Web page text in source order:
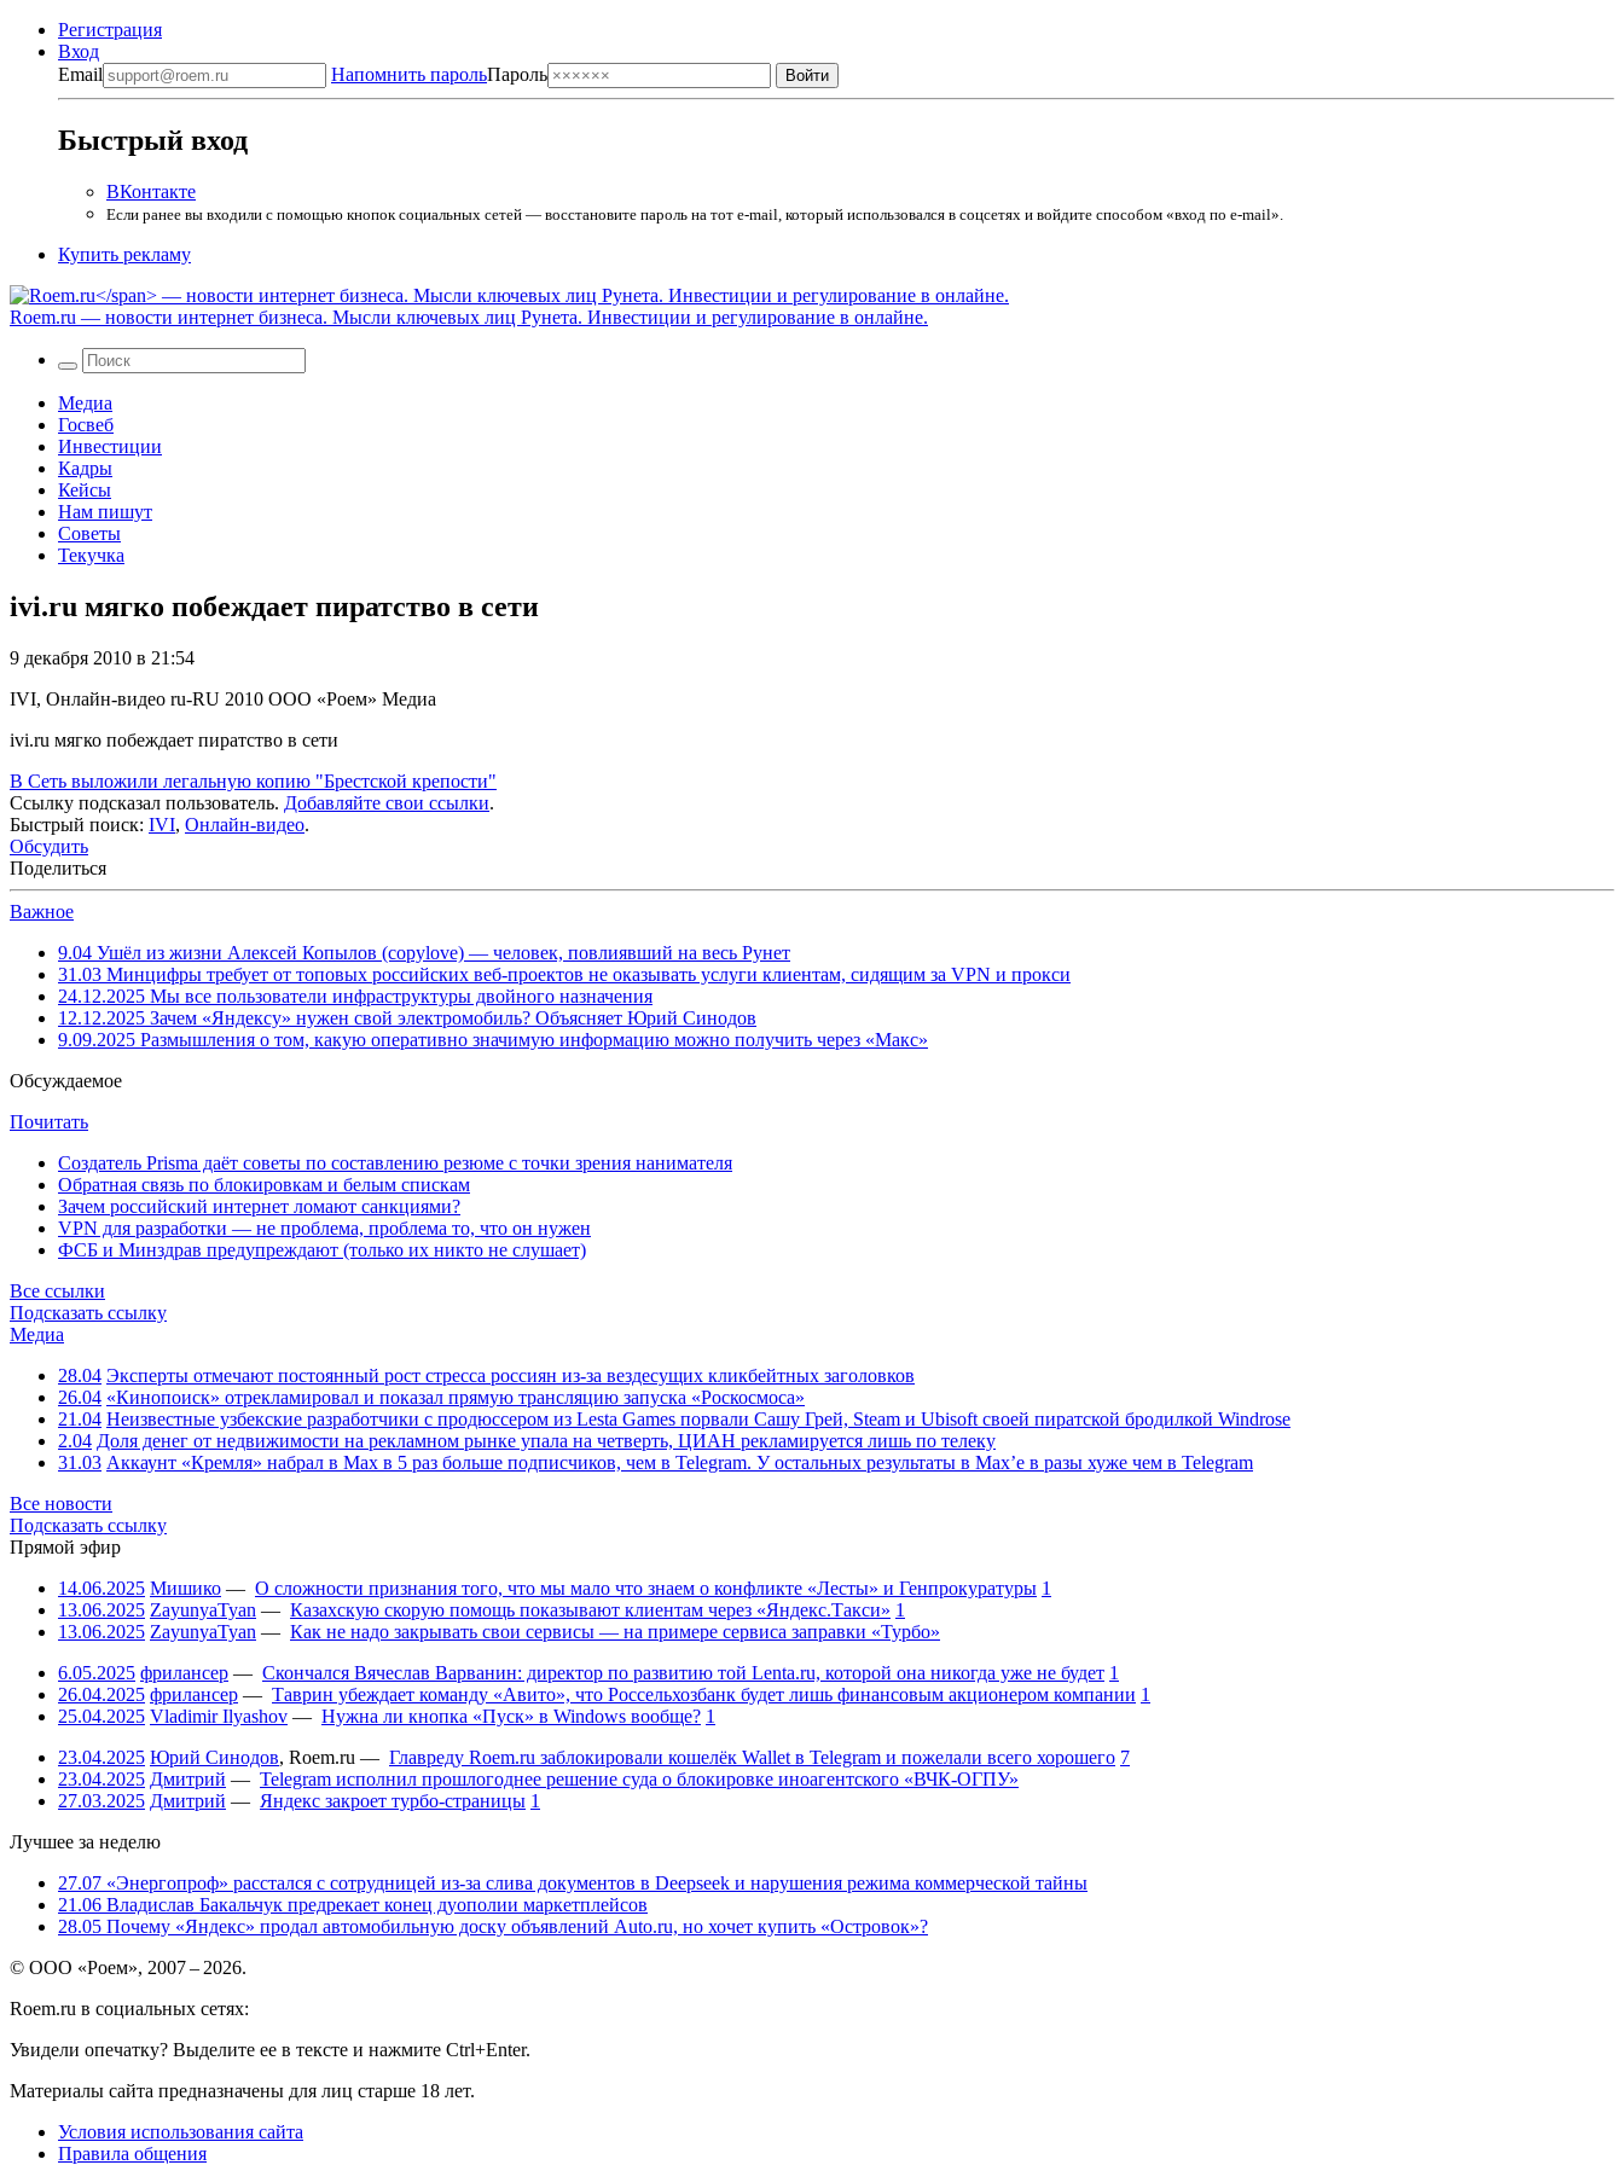
Регистрация
Вход
Email
Напомнить парольПароль
Быстрый вход
ВКонтакте
Если ранее вы входили с помощью кнопок социальных сетей — восстановите пароль на тот e-mail, который использовался в соцсетях и войдите способом «вход по e-mail».
Купить рекламу
Roem.ru — новости интернет бизнеса. Мысли ключевых лиц Рунета. Инвестиции и регулирование в онлайне.
Медиа
Госвеб
Инвестиции
Кадры
Кейсы
Нам пишут
Советы
Текучка
ivi.ru мягко побеждает пиратство в сети
9 декабря 2010 в 21:54
IVI, Онлайн-видео ru-RU 2010 ООО «Роем» Медиа
ivi.ru мягко побеждает пиратство в сети
В Сеть выложили легальную копию "Брестской крепости"
Ссылку подсказал пользователь. Добавляйте свои ссылки.
Быстрый поиск: IVI, Онлайн-видео.
Обсудить
Поделиться
Важное
9.04 Ушёл из жизни Алексей Копылов (copylove) — человек, повлиявший на весь Рунет
31.03 Минцифры требует от топовых российских веб-проектов не оказывать услуги клиентам, сидящим за VPN и прокси
24.12.2025 Мы все пользователи инфраструктуры двойного назначения
12.12.2025 Зачем «Яндексу» нужен свой электромобиль? Объясняет Юрий Синодов
9.09.2025 Размышления о том, какую оперативно значимую информацию можно получить через «Макс»
Обсуждаемое
Почитать
Создатель Prisma даёт советы по составлению резюме с точки зрения нанимателя
Обратная связь по блокировкам и белым спискам
Зачем российский интернет ломают санкциями?
VPN для разработки — не проблема, проблема то, что он нужен
ФСБ и Минздрав предупреждают (только их никто не слушает)
Все ссылки
Подсказать ссылку
Медиа
28.04 Эксперты отмечают постоянный рост стресса россиян из-за вездесущих кликбейтных заголовков
26.04 «Кинопоиск» отрекламировал и показал прямую трансляцию запуска «Роскосмоса»
21.04 Неизвестные узбекские разработчики с продюссером из Lesta Games порвали Сашу Грей, Steam и Ubisoft своей пиратской бродилкой Windrose
2.04 Доля денег от недвижимости на рекламном рынке упала на четверть, ЦИАН рекламируется лишь по телеку
31.03 Аккаунт «Кремля» набрал в Max в 5 раз больше подписчиков, чем в Telegram. У остальных результаты в Max’е в разы хуже чем в Telegram
Все новости
Подсказать ссылку
Прямой эфир
14.06.2025 Мишико — О сложности признания того, что мы мало что знаем о конфликте «Лесты» и Генпрокуратуры 1
13.06.2025 ZayunyaTyan — Казахскую скорую помощь показывают клиентам через «Яндекс.Такси» 1
13.06.2025 ZayunyaTyan — Как не надо закрывать свои сервисы — на примере сервиса заправки «Турбо»
6.05.2025 фрилансер — Скончался Вячеслав Варванин: директор по развитию той Lenta.ru, которой она никогда уже не будет 1
26.04.2025 фрилансер — Таврин убеждает команду «Авито», что Россельхозбанк будет лишь финансовым акционером компании 1
25.04.2025 Vladimir Ilyashov — Нужна ли кнопка «Пуск» в Windows вообще? 1
23.04.2025 Юрий Синодов, Roem.ru — Главреду Roem.ru заблокировали кошелёк Wallet в Telegram и пожелали всего хорошего 7
23.04.2025 Дмитрий — Telegram исполнил прошлогоднее решение суда о блокировке иноагентского «ВЧК-ОГПУ»
27.03.2025 Дмитрий — Яндекс закроет турбо-страницы 1
Лучшее за неделю
27.07 «Энергопроф» расстался с сотрудницей из-за слива документов в Deepseek и нарушения режима коммерческой тайны
21.06 Владислав Бакальчук предрекает конец дуополии маркетплейсов
28.05 Почему «Яндекс» продал автомобильную доску объявлений Auto.ru, но хочет купить «Островок»?
© ООО «Роем», 2007 – 2026.
Roem.ru в социальных сетях:
Увидели опечатку? Выделите ее в тексте и нажмите Ctrl+Enter.
Материалы сайта предназначены для лиц старше 18 лет.
Условия использования сайта
Правила общения